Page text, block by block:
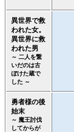
異世界で救
われた女。
異世界に救
われた男
～ 二人を繋
いだのは古
ぼけた蔵で
した ～
勇者様の後
始末
～ 魔王討伐
してからが